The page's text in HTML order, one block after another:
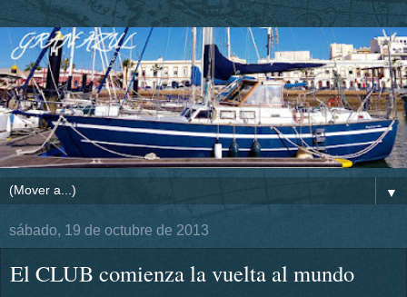
▼
sábado, 19 de octubre de 2013
El CLUB comienza la vuelta al mundo